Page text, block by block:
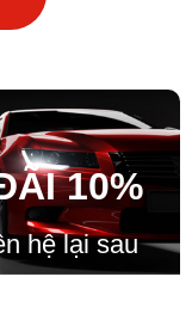
I10%
hệ lại sau